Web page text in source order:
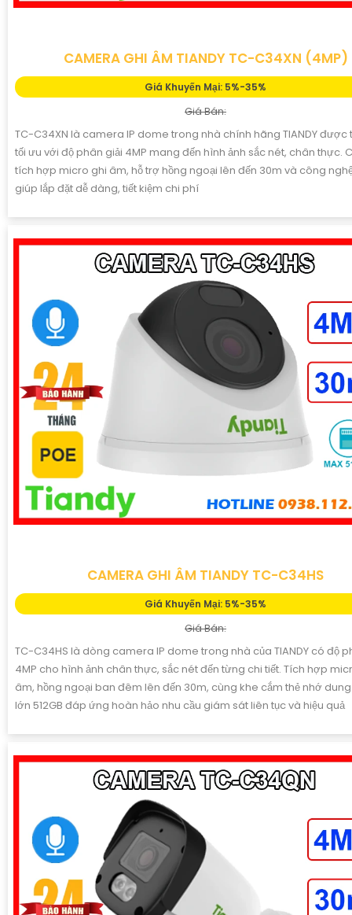
CAMERA GHI ÂM TIANDY TC-C34XN (4MP)
Giá Khuyến Mại: 5%-35%
Giá Bán:
TC-C34XN là camera IP dome trong nhà chính hãng TIANDY được
tối ưu với độ phân giải 4MP mang đến hình ảnh sắc nét, chân thực.
tích hợp micro ghi âm, hỗ trợ hồng ngoại lên đến 30m và công
giúp lắp đặt dễ dàng, tiết kiệm chi phí
CAMERA GHI ÂM TIANDY TC-C34HS
Giá Khuyến Mại: 5%-35%
Giá Bán:
TC-C34HS là dòng camera IP dome trong nhà của TIANDY có độ
4MP cho hình ảnh chân thực, sắc nét đến từng chi tiết. Tích hợp
âm, hồng ngoại ban đêm lên đến 30m, cùng khe cắm thẻ nhớ
lớn 512GB đáp ứng hoàn hảo nhu cầu giám sát liên tục và hiệu quả